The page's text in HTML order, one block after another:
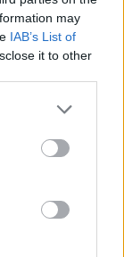
may
IAB’s List of
it to other
more Google
may click to
party tags to
below Google
–
helyszín